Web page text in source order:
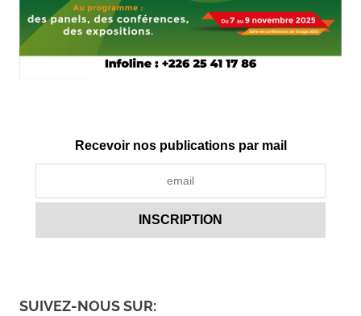
Recevoir nos publications par mail
SUIVEZ-NOUS SUR: